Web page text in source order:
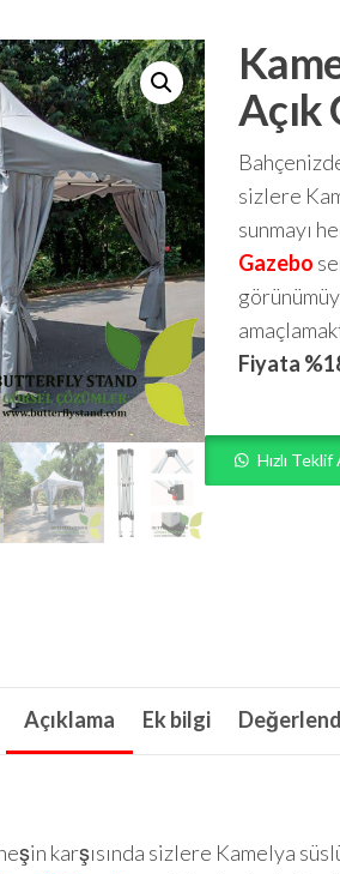
Açık
sizlere
sunmayı
Gazebo
Fiyata
Hızlı Teklif
Açıklama Ek bilgi
karşısında sizlere Kamelya